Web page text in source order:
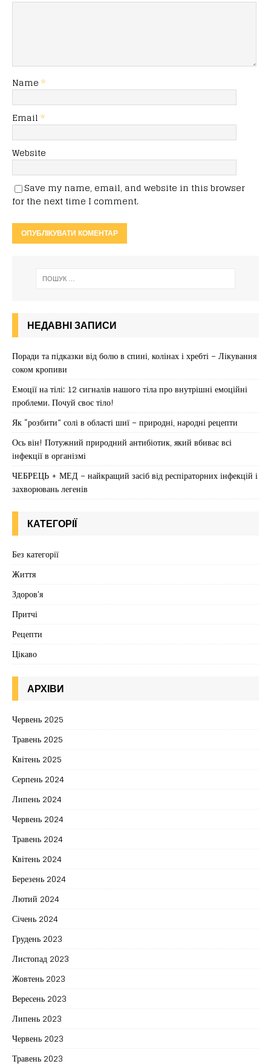
Name *
Email *
Website
Save my name, email, and website in this browser
for the next time I comment.
НЕДАВНІ ЗАПИСИ
Поради та підказки від болю в спині, колінах і хребті – Лікування
соком кропиви
Емоції на тілі: 12 сигналів нашого тіла про внутрішні емоційні
проблеми. Почуй своє тіло!
Як “розбити” солі в області шиї – природні, народні рецепти
Ось він! Потужний природний антибіотик, який вбиває всі
інфекції в організмі
ЧЕБРЕЦЬ + МЕД – найкращий засіб від респіраторних інфекцій і
захворювань легенів
КАТЕГОРІЇ
Без категорії
Життя
Здоров'я
Притчі
Рецепти
Цікаво
АРХІВИ
Червень 2025
Травень 2025
Квітень 2025
Серпень 2024
Липень 2024
Червень 2024
Травень 2024
Квітень 2024
Березень 2024
Лютий 2024
Січень 2024
Грудень 2023
Листопад 2023
Жовтень 2023
Вересень 2023
Липень 2023
Червень 2023
Травень 2023